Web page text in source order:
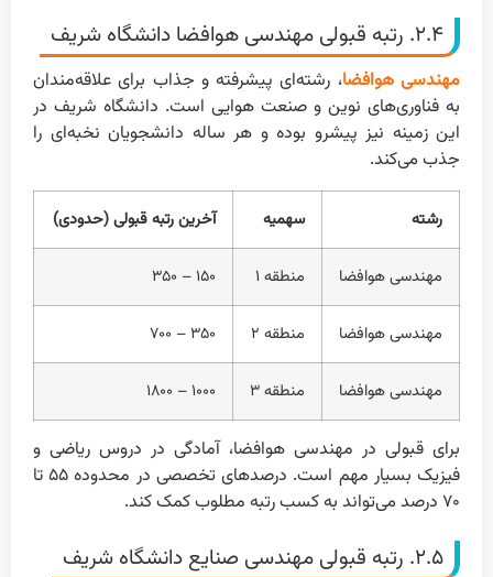
۲.۴. رتبه قبولی مهندسی هوافضا دانشگاه شریف
مهندسی هوافضا، رشته‌ای پیشرفته و جذاب برای علاقه‌مندان
به فناوری‌های نوین و صنعت هوایی است. دانشگاه شریف در
این زمینه نیز پیشرو بوده و هر ساله دانشجویان نخبه‌ای را
جذب می‌کند.
رشته سهمیه آخرین رتبه قبولی (حدودی)
مهندسی هوافضا منطقه ۱ ۱۵۰ – ۳۵۰
مهندسی هوافضا منطقه ۲ ۳۵۰ – ۷۰۰
مهندسی هوافضا منطقه ۳ ۱۰۰۰ – ۱۸۰۰
برای قبولی در مهندسی هوافضا، آمادگی در دروس ریاضی و
فیزیک بسیار مهم است. درصد‌های تخصصی در محدوده ۵۵ تا
۷۰ درصد می‌تواند به کسب رتبه مطلوب کمک کند.
۲.۵. رتبه قبولی مهندسی صنایع دانشگاه شریف